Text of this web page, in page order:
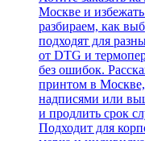
Москве и
разбираем, как
подходят для
от DTG и
без ошибок.
принтом в
надписями или
и продлить срок
Подходит для